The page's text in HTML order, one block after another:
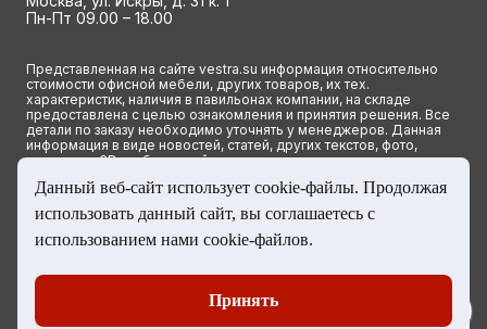
Пн-Пт 09.00 – 18.00
Представленная на сайте vestra.su информация относительно
стоимости офисной мебели, других товаров, их тех.
характеристик, наличия в павильонах компании, на складе
предоставлена с целью ознакомления и принятия решения. Все
детали по заказу необходимо уточнять у менеджеров. Данная
информация в виде новостей, статей, других текстов, фото,
картинок и 3D изображений ни при каких условиях не является
положениями ст. 437(2) Гражданского кодекса РФ.
© 2023 Группа компаний ВЕСТРА. Все права сайта защищены
Данный веб-сайт использует cookie-файлы. Продолжая
использовать данный сайт, вы соглашаетесь с
использованием нами cookie-файлов.
Принять